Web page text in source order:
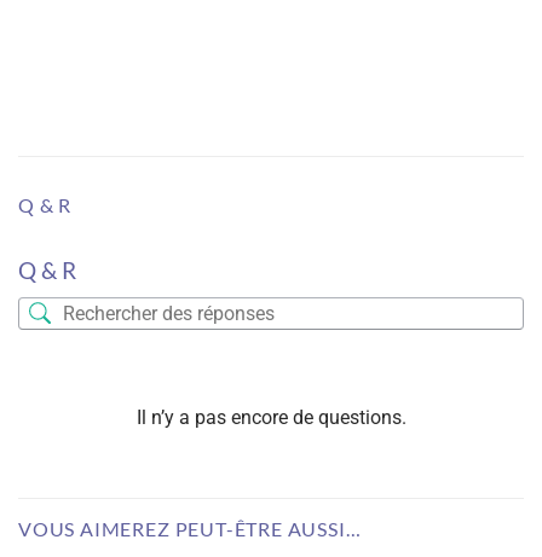
Q & R
Q & R
Il n’y a pas encore de questions.
VOUS AIMEREZ PEUT-ÊTRE AUSSI…